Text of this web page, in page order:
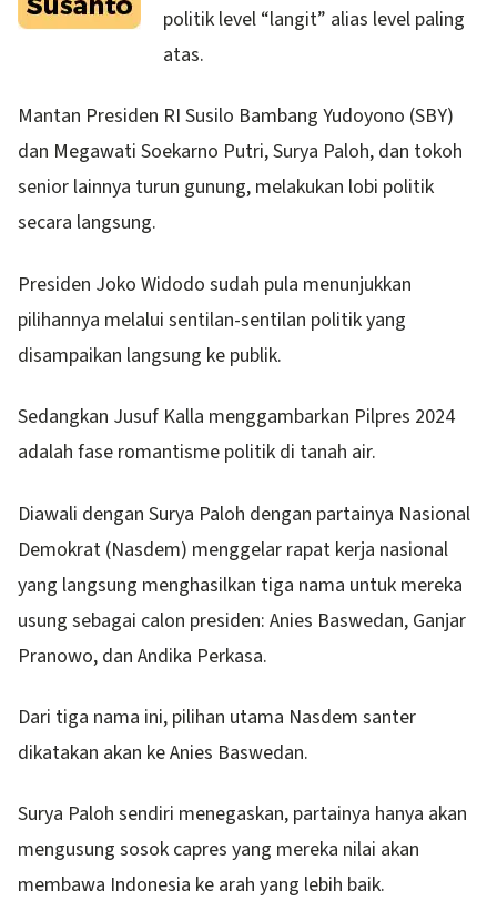
politik level “langit” alias level paling
atas.
Mantan Presiden RI Susilo Bambang Yudoyono (SBY)
dan Megawati Soekarno Putri, Surya Paloh, dan tokoh
senior lainnya turun gunung, melakukan lobi politik
secara langsung.
Presiden Joko Widodo sudah pula menunjukkan
pilihannya melalui sentilan-sentilan politik yang
disampaikan langsung ke publik.
Sedangkan Jusuf Kalla menggambarkan Pilpres 2024
adalah fase romantisme politik di tanah air.
Diawali dengan Surya Paloh dengan partainya Nasional
Demokrat (Nasdem) menggelar rapat kerja nasional
yang langsung menghasilkan tiga nama untuk mereka
usung sebagai calon presiden: Anies Baswedan, Ganjar
Pranowo, dan Andika Perkasa.
Dari tiga nama ini, pilihan utama Nasdem santer
dikatakan akan ke Anies Baswedan.
Surya Paloh sendiri menegaskan, partainya hanya akan
mengusung sosok capres yang mereka nilai akan
membawa Indonesia ke arah yang lebih baik.